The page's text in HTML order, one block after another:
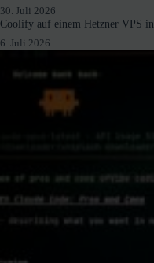
30. Juli 2026
Coolify auf einem Hetzner VPS
6. Juli 2026